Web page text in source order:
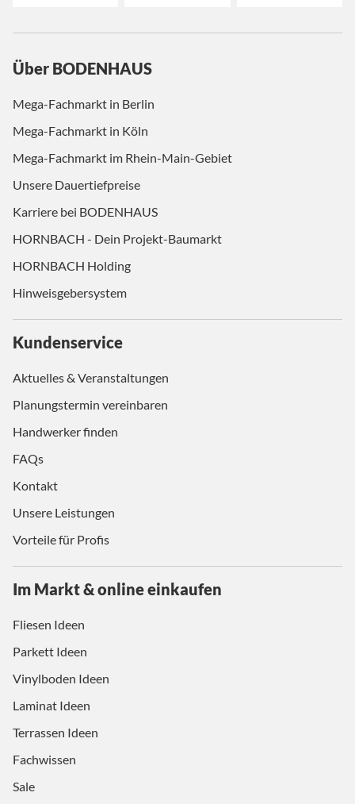
Über BODENHAUS
Mega-Fachmarkt in Berlin
Mega-Fachmarkt in Köln
Mega-Fachmarkt im Rhein-Main-Gebiet
Unsere Dauertiefpreise
Karriere bei BODENHAUS
HORNBACH - Dein Projekt-Baumarkt
HORNBACH Holding
Hinweisgebersystem
Kundenservice
Aktuelles & Veranstaltungen
Planungstermin vereinbaren
Handwerker finden
FAQs
Kontakt
Unsere Leistungen
Vorteile für Profis
Im Markt & online einkaufen
Fliesen Ideen
Parkett Ideen
Vinylboden Ideen
Laminat Ideen
Terrassen Ideen
Fachwissen
Sale